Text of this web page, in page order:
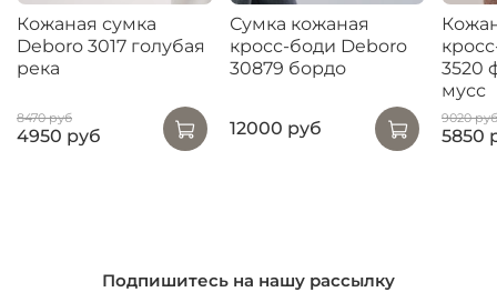
Кожаная сумка
Deboro 3017 голубая
река
8470 руб
4950 руб
Сумка кожаная
кросс-боди Deboro
30879 бордо
12000 руб
3520
мусс
9020 руб
5850
Подпишитесь на нашу рассылку